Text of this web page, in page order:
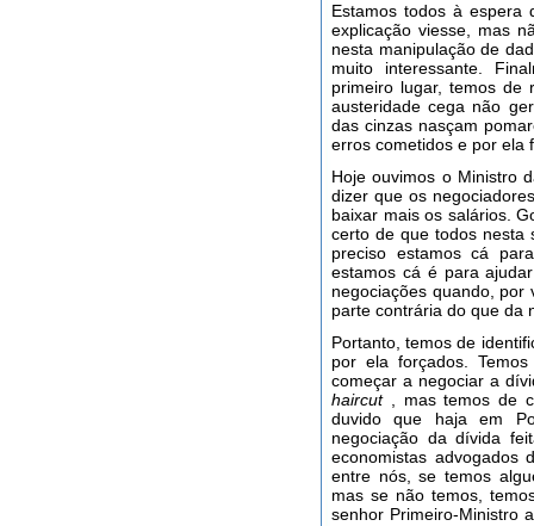
Estamos todos à espera
explicação viesse, mas
nesta manipulação de
muito interessante.
primeiro lugar, temos de
austeridade cega não
das cinzas nasçam
erros cometidos e por ela
Hoje ouvimos o Ministro
dizer que os
baixar mais os salários.
certo de que todos nesta
preciso estamos cá
estamos cá é para
negociações quando,
parte contrária do que da
Portanto, temos de
por ela forçados.
começar a negociar a
haircut
, mas temos de
duvido que haja em
negociação da dívida
economistas advogados
entre nós, se temos
mas se não temos,
senhor Primeiro-Ministro